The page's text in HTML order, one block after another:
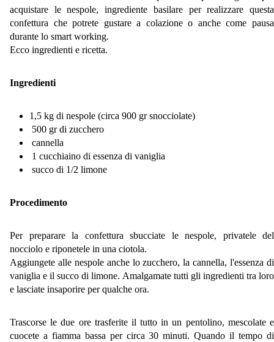
acquistare le nespole, ingrediente basilare per realizzare questa
confettura che potrete gustare a colazione o anche come pausa
durante lo smart working.
Ecco ingredienti e ricetta.
Ingredienti
1,5 kg di nespole (circa 900 gr snocciolate)
500 gr di zucchero
cannella
1 cucchiaino di essenza di vaniglia
succo di 1/2 limone
Procedimento
Per preparare la confettura sbucciate le nespole, privatele del
nocciolo e riponetele in una ciotola.
Aggiungete alle nespole anche lo zucchero, la cannella, l'essenza di
vaniglia e il succo di limone. Amalgamate tutti gli ingredienti tra loro
e lasciate insaporire per qualche ora.
Trascorse le due ore trasferite il tutto in un pentolino, mescolate e
cuocete a fiamma bassa per circa 30 minuti. Quando il tempo di